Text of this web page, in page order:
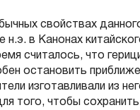
свойствах
н.э. в Канонах
считалось, что
остановить
изготавливали из
того, чтобы сохранить